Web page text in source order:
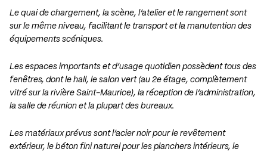
Le quai de chargement, la scène, l’atelier et le rangement sont
sur le même niveau, facilitant le transport et la manutention des
équipements scéniques.
Les espaces importants et d’usage quotidien possèdent tous des
fenêtres, dont le hall, le salon vert (au 2e étage, complètement
vitré sur la rivière Saint-Maurice), la réception de l’administration,
la salle de réunion et la plupart des bureaux.
Les matériaux prévus sont l’acier noir pour le revêtement
extérieur, le béton fini naturel pour les planchers intérieurs, le